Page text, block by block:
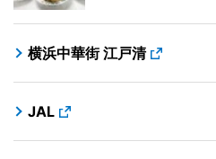
横浜中華街 江戸清
JAL